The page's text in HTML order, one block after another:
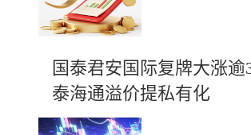
国泰君安国际复牌大涨逾
泰海通溢价提私有化